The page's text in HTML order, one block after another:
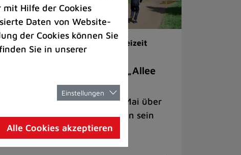
Umwelt | Freizeit
Spielmobil „Felix“ auf der „Allee
der sprechenden Bäume“
Geschichten werden am 22. Mai über
die AR-App "RatinGo" zu hören sein
Hilfe der Cookies
Daten von Website-
der Cookies können Sie
Sie in unserer
Einstellungen
Alle Cookies akzeptieren